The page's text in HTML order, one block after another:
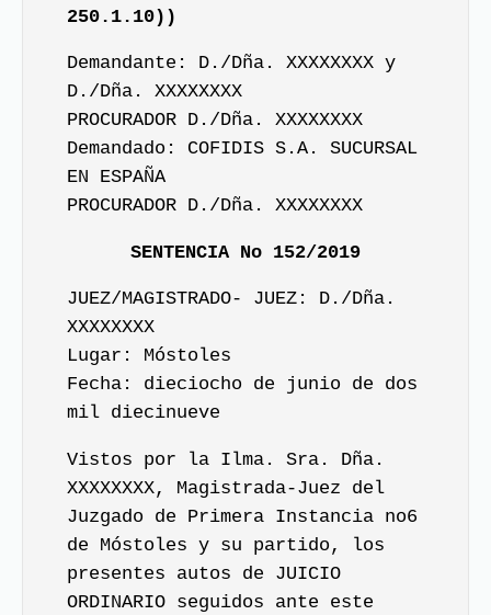
250.1.10))
Demandante: D./Dña. XXXXXXXX y
D./Dña. XXXXXXXX
PROCURADOR D./Dña. XXXXXXXX
Demandado: COFIDIS S.A. SUCURSAL
EN ESPAÑA
PROCURADOR D./Dña. XXXXXXXX
SENTENCIA No 152/2019
JUEZ/MAGISTRADO- JUEZ: D./Dña.
XXXXXXXX
Lugar: Móstoles
Fecha: dieciocho de junio de dos
mil diecinueve
Vistos por la Ilma. Sra. Dña.
XXXXXXXX, Magistrada-Juez del
Juzgado de Primera Instancia no6
de Móstoles y su partido, los
presentes autos de JUICIO
ORDINARIO seguidos ante este